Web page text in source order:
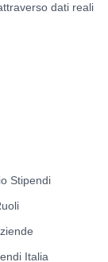
dati reali
Stipendi
Italia